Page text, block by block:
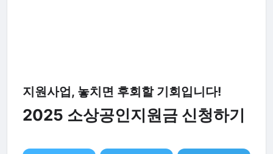
지원사업, 놓치면 후회할 기회입니다!
2025 소상공인지원금 신청하기